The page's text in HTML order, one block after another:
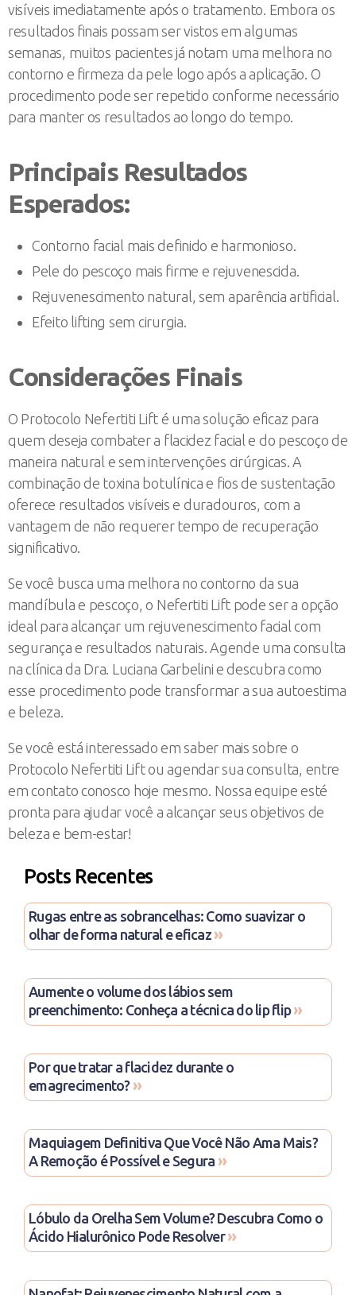
visíveis imediatamente após o tratamento. Embora os
resultados finais possam ser vistos em algumas
semanas, muitos pacientes já notam uma melhora no
contorno e firmeza da pele logo após a aplicação. O
procedimento pode ser repetido conforme necessário
para manter os resultados ao longo do tempo.
Principais Resultados
Esperados:
Contorno facial mais definido e harmonioso.
Pele do pescoço mais firme e rejuvenescida.
Rejuvenescimento natural, sem aparência artificial.
Efeito lifting sem cirurgia.
Considerações Finais
O Protocolo Nefertiti Lift é uma solução eficaz para
quem deseja combater a flacidez facial e do pescoço de
maneira natural e sem intervenções cirúrgicas. A
combinação de toxina botulínica e fios de sustentação
oferece resultados visíveis e duradouros, com a
vantagem de não requerer tempo de recuperação
significativo.
Se você busca uma melhora no contorno da sua
mandíbula e pescoço, o Nefertiti Lift pode ser a opção
ideal para alcançar um rejuvenescimento facial com
segurança e resultados naturais. Agende uma consulta
na clínica da Dra. Luciana Garbelini e descubra como
esse procedimento pode transformar a sua autoestima
e beleza.
Se você está interessado em saber mais sobre o
Protocolo Nefertiti Lift ou agendar sua consulta, entre
em contato conosco hoje mesmo. Nossa equipe esté
pronta para ajudar você a alcançar seus objetivos de
beleza e bem-estar!
Posts Recentes
Rugas entre as sobrancelhas: Como suavizar o
olhar de forma natural e eficaz »
Aumente o volume dos lábios sem
preenchimento: Conheça a técnica do lip flip»
Por que tratar a flacidez durante o
emagrecimento? »
Maquiagem Definitiva Que Você Não Ama Mais?
A Remoção é Possível e Segura »
Lóbulo da Orelha Sem Volume? Descubra Como o
Ácido Hialurônico Pode Resolver»